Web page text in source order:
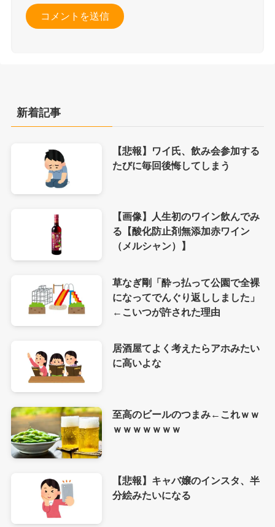
新着記事
【悲報】ワイ氏、飲み会参加する
たびに毎回後悔してしまう
【画像】人生初のワイン飲んでみ
る【酸化防止剤無添加赤ワイン
（メルシャン）】
草なぎ剛「酔っ払って公園で全裸
になってでんぐり返ししました」
←こいつが許された理由
居酒屋てよく考えたらアホみたい
に高いよな
至高のビールのつまみ←これｗｗ
ｗｗｗｗｗｗｗ
【悲報】キャバ嬢のインスタ、半
分絵みたいになる